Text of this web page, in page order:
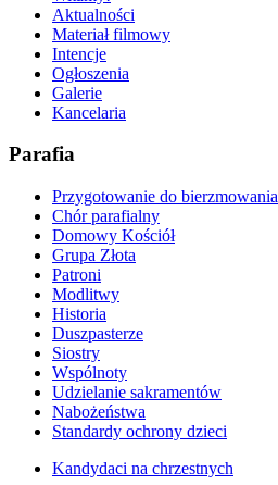
Aktualności
Materiał filmowy
Intencje
Ogłoszenia
Galerie
Kancelaria
Parafia
Przygotowanie do bierzmowania
Chór parafialny
Domowy Kościół
Grupa Złota
Patroni
Modlitwy
Historia
Duszpasterze
Siostry
Wspólnoty
Udzielanie sakramentów
Nabożeństwa
Standardy ochrony dzieci
Kandydaci na chrzestnych